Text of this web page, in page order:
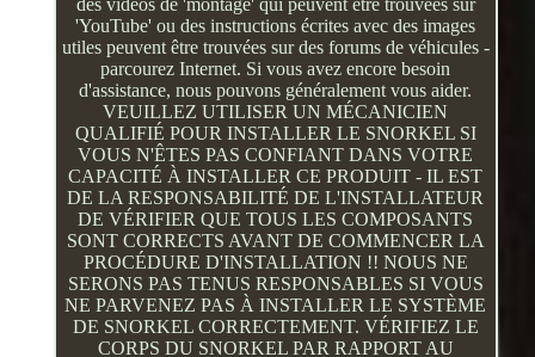
'YouTube' ou des instructions écrites avec des images
utiles peuvent être trouvées sur des forums de véhicules -
parcourez Internet. Si vous avez encore besoin
d'assistance, nous pouvons généralement vous aider.
VEUILLEZ UTILISER UN MÉCANICIEN
QUALIFIÉ POUR INSTALLER LE SNORKEL SI
VOUS N'ÊTES PAS CONFIANT DANS VOTRE
CAPACITÉ À INSTALLER CE PRODUIT - IL EST
DE LA RESPONSABILITÉ DE L'INSTALLATEUR
DE VÉRIFIER QUE TOUS LES COMPOSANTS
SONT CORRECTS AVANT DE COMMENCER LA
PROCÉDURE D'INSTALLATION !! NOUS NE
SERONS PAS TENUS RESPONSABLES SI VOUS
NE PARVENEZ PAS À INSTALLER LE SYSTÈME
DE SNORKEL CORRECTEMENT. VÉRIFIEZ LE
CORPS DU SNORKEL PAR RAPPORT AU